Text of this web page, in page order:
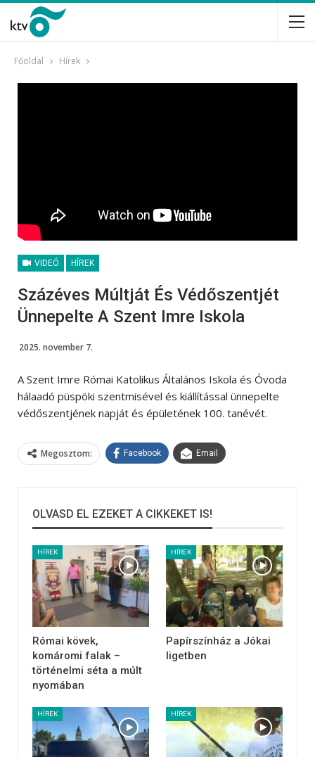
Főoldal Hírek
VIDEÓ HÍREK
Százéves Múltját És Védőszentjét
Ünnepelte A Szent Imre Iskola
2025. november 7.
A Szent Imre Római Katolikus Általános Iskola és Óvoda
hálaadó püspöki szentmisével és kiállítással ünnepelte
védőszentjének napját és épületének 100. tanévét.
Megosztom: Facebook Email
OLVASD EL EZEKET A CIKKEKET IS!
HÍREK
Római kövek,
komáromi falak –
történelmi séta a múlt
nyomában
HÍREK
Papírszínház a Jókai
ligetben
HÍREK HÍREK